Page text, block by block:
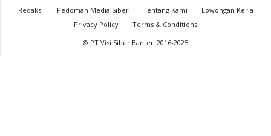
Redaksi Pedoman Media Siber Tentang Kami
Lowongan Kerja
Privacy Policy
Terms & Conditions
© PT Visi Siber Banten 2016-2025